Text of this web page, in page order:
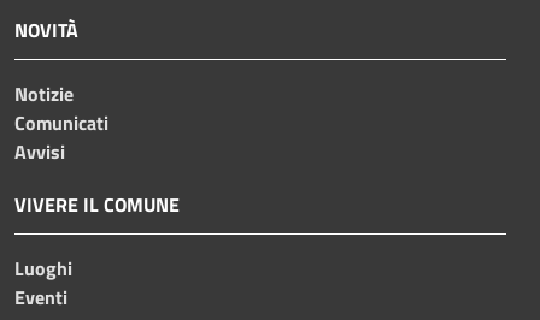
NOVITÀ
Notizie
Comunicati
Avvisi
VIVERE IL COMUNE
Luoghi
Eventi